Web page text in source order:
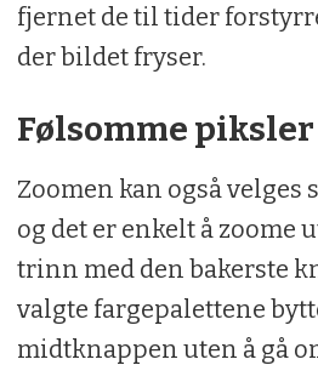
fjernet de til tider
der bildet fryser.
Følsomme piksler
Zoomen kan også velges
og det er enkelt å zoome
trinn med den bakerste
valgte fargepalettene
midtknappen uten å gå